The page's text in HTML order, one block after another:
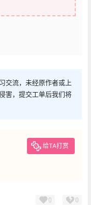
交流，未经原作者或上
害，提交工单后我们将
给TA打赏
0 0